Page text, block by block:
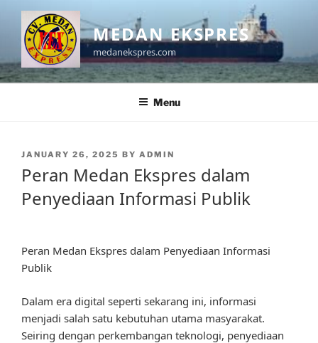
content
MEDAN EKSPRES
medanekspres.com
Menu
POSTED
JANUARY 26, 2025 BY ADMIN
Peran Medan Ekspres dalam
Penyediaan Informasi Publik
Peran Medan Ekspres dalam Penyediaan Informasi
Publik
Dalam era digital seperti sekarang ini, informasi
menjadi salah satu kebutuhan utama masyarakat.
Seiring dengan perkembangan teknologi, penyediaan